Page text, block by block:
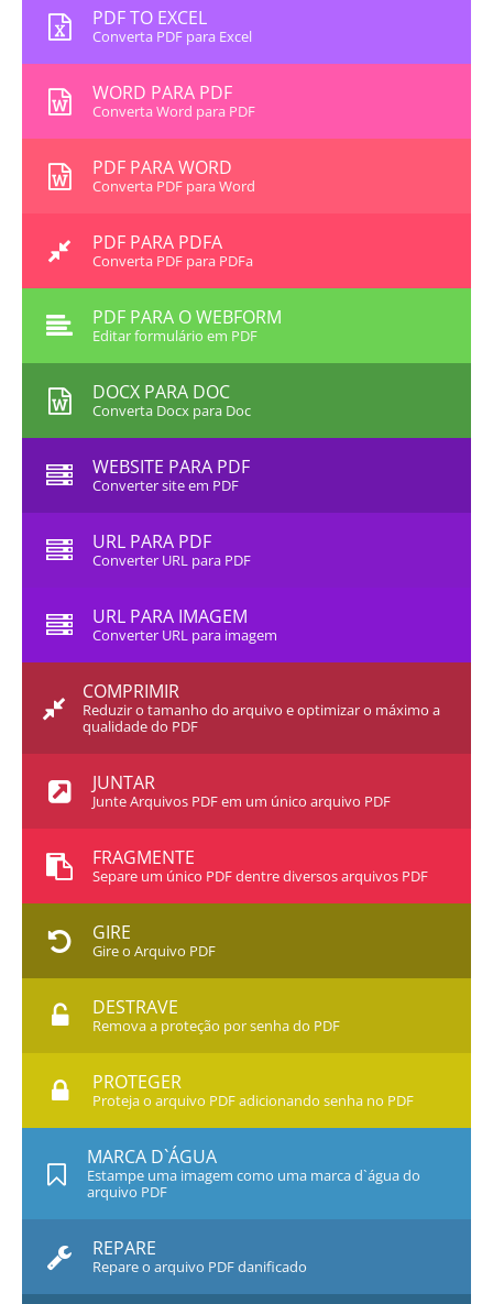
PDF TO EXCEL
Converta PDF para Excel
WORD PARA PDF
Converta Word para PDF
PDF PARA WORD
Converta PDF para Word
PDF PARA PDFA
Converta PDF para PDFa
PDF PARA O WEBFORM
Editar formulário em PDF
DOCX PARA DOC
Converta Docx para Doc
WEBSITE PARA PDF
Converter site em PDF
URL PARA PDF
Converter URL para PDF
URL PARA IMAGEM
Converter URL para imagem
COMPRIMIR
Reduzir o tamanho do arquivo e optimizar o máximo a
qualidade do PDF
JUNTAR
Junte Arquivos PDF em um único arquivo PDF
FRAGMENTE
Separe um único PDF dentre diversos arquivos PDF
GIRE
Gire o Arquivo PDF
DESTRAVE
Remova a proteção por senha do PDF
PROTEGER
Proteja o arquivo PDF adicionando senha no PDF
MARCA D`ÁGUA
Estampe uma imagem como uma marca d`água do
arquivo PDF
REPARE
Repare o arquivo PDF danificado